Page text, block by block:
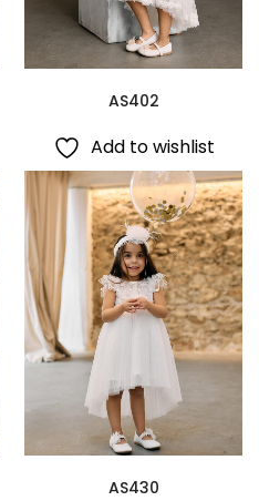
AS402
Add to wishlist
AS430